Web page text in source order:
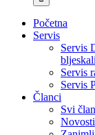
Početna
Servis
Servis
Servis
Servis
Članci
Svi
Novosti